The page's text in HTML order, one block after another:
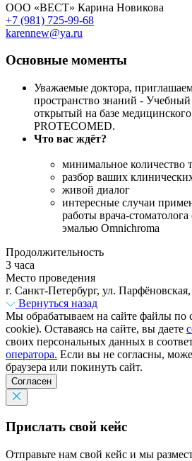
ООО «ВЕСТ» Карина Новикова
+7 (981) 725-99-68
karennew@ya.ru
Основные моменты
Уважаемые доктора,
пространство знаний -
открытый на базе
PROTECOMED.
Что вас ждёт?
минимальное количество
разбор ваших
живой диалог
интересные случаи
работы врача-
эмалью Omnichroma
Продолжительность
3 часа
Место проведения
г. Санкт-Петербург, ул.
Вернуться назад
Мы обрабатываем на сайте файлы по
cookie). Оставаясь на сайте, вы даете
своих персональных данных в
оператора. Если вы не согласны,
браузера или покинуть сайт.
Согласен
Прислать свой кейс
Отправьте нам свой кейс и мы